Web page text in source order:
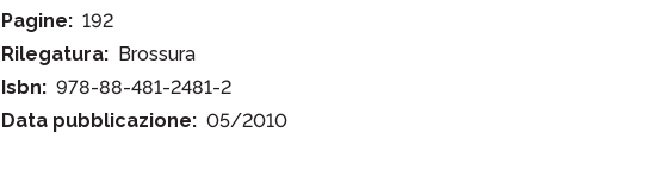
Pagine: 192
Rilegatura: Brossura
Isbn: 978-88-481-2481-2
Data pubblicazione: 05/2010